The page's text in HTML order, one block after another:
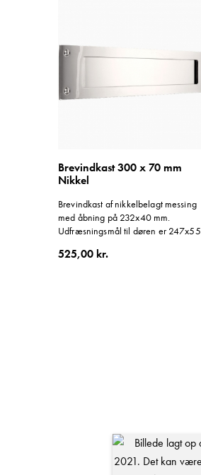
Brevindkast 300 x 70 mm
Nikkel
Brevindkast af nikkelbelagt messing
med åbning på 232x40 mm.
Udfræsningsmål til døren er 247x55
en åbningskraft på maksimalt 8
525,00 kr.